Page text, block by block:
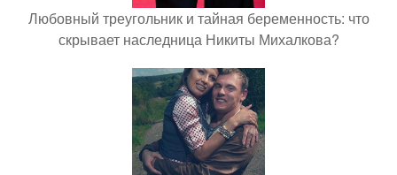
Любовный треугольник и тайная беременность: что
скрывает наследница Никиты Михалкова?